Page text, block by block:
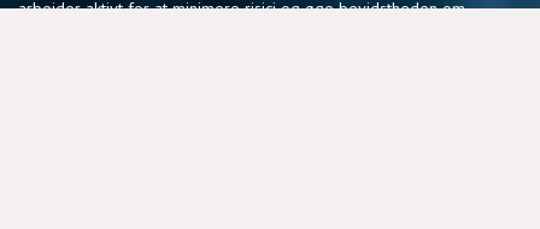
arbejder aktivt for at minimere risici og øge bevidstheden om